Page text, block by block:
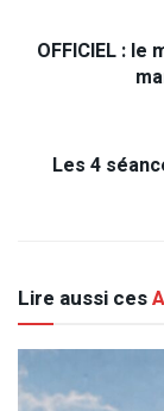
OFFICIEL :
Les 4
Lire aussi ces